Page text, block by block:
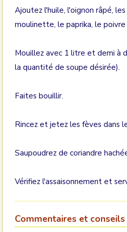
Ajoutez l'huile, l'oignon râpé,
moulinette, le paprika, le
Mouillez avec 1 litre et demi à
la quantité de soupe désirée).
Faites bouillir.
Rincez et jetez les fèves dans
Saupoudrez de coriandre
Vérifiez l'assaisonnement et
Commentaires et conseils